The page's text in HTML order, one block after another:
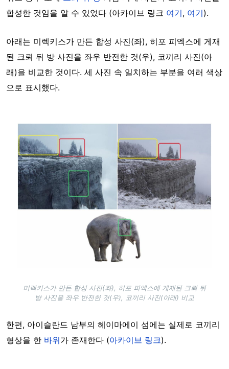
합성한 것임을 알 수 있었다 (아카이브 링크 여기, 여기).
아래는 미렉키스가 만든 합성 사진(좌), 히포 피엑스에 게재
된 크뢰 뒤 방 사진을 좌우 반전한 것(우), 코끼리 사진(아
래)을 비교한 것이다. 세 사진 속 일치하는 부분을 여러 색상
으로 표시했다.
미렉키스가 만든 합성 사진(좌), 히포 피엑스에 게재된 크뢰 뒤
방 사진을 좌우 반전한 것(우), 코끼리 사진(아래) 비교
한편, 아이슬란드 남부의 헤이마에이 섬에는 실제로 코끼리
형상을 한 바위가 존재한다 (아카이브 링크).